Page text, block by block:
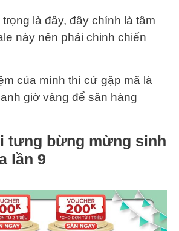
là đây, đây chính là tâm
này nên phải chinh chiến
của mình thì cứ gặp mã là
giờ vàng để săn hàng
tưng bừng mừng sinh
lần 9